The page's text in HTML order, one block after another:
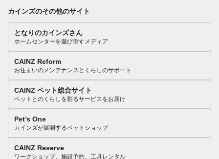
カインズのその他のサイト
となりのカインズさん
ホームセンターを遊び倒すメディア
CAINZ Reform
お住まいのメンテナンスとくらしのサポート
CAINZ ペット総合サイト
ペットとのくらしを彩るサービスをお届け
Pet’s One
カインズが展開するペットショップ
CAINZ Reserve
ワークショップ、施設予約、工具レンタル